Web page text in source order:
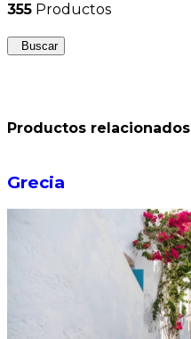
355 Productos
Buscar
Productos relacionados
Grecia